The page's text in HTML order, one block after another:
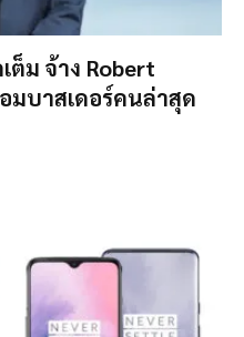
ต็ม จ้าง Robert
มบาสเดอร์คนล่าสุด